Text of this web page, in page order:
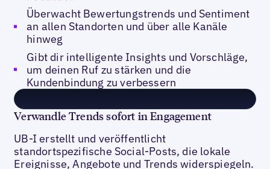
Überwacht Bewertungstrends und Sentiment
an allen Standorten und über alle Kanäle
hinweg
Gibt dir intelligente Insights und Vorschläge,
um deinen Ruf zu stärken und die
Kundenbindung zu verbessern
Verwandle Trends sofort in Engagement
UB-I erstellt und veröffentlicht
standortspezifische Social-Posts, die lokale
Ereignisse, Angebote und Trends widerspiegeln.